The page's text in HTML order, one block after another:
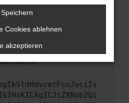
Webseitenbetreiber.
genannten Schritte versucht
bitte. Wir werden
um uns bei der
Speichern
Cookies ablehnen
akzeptieren